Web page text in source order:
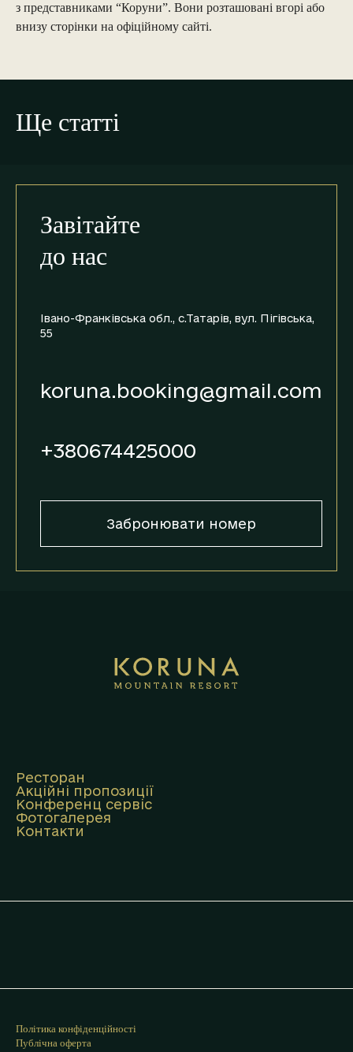
з представниками “Коруни”. Вони розташовані вгорі або
внизу сторінки на офіційному сайті.
Ще статті
Завітайте
до нас
Івано-Франківська обл., с.Татарів, вул. Пігівська,
55
koruna.booking@gmail.com
+380674425000
Забронювати номер
Ресторан
Акційні пропозиції
Конференц сервіс
Фотогалерея
Контакти
Політика конфіденційності
Публічна оферта